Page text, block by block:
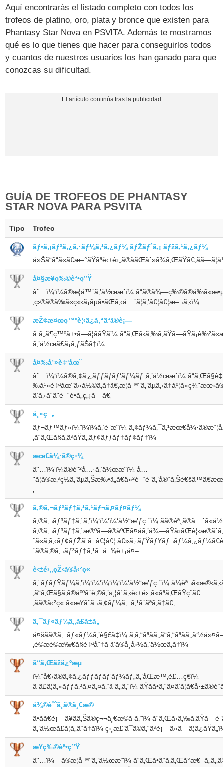
Aquí encontrarás el listado completo con todos los
trofeos de platino, oro, plata y bronce que existen para
Phantasy Star Nova en PSVITA. Además te mostramos
qué es lo que tienes que hacer para conseguirlos todos
y cuantos de nuestros usuarios los han ganado para que
conozcas su dificultad.
GUÍA DE TROFEOS DE PHANTASY
STAR NOVA PARA PSVITA
Tipo Trofeo
ãƒ•ã‚¡ãƒ³ã‚¿ã‚·ãƒ¼ã‚¹ã‚¿ãƒ¼ ãƒŽãƒ´ã‚¡ ãƒžã‚¹ã‚¿ãƒ¼
å¤§æ¥­ç‰©èª•ç”Ÿ
â˜…ï¼‘ï¼ã®æ­¦å™¨ã‚’ä½œæˆï¼
‚ç›®ã®å‰ã«ç«‹ã¡ãµã•ãŒã‚‹å…¨ã¦ã‚’â€¦â€¦æ–¬ã‚‹ï¼
æŽ¢æ¤œç™ºè¦‹ã¿ã‚“ãªã®è¡—
ã ã„ã¶ç™ºå±•ã—ã¦ããŸã­ï¼
ã‚’ä½œã£ã¡ã‚ƒãŠã†ï¼
å¤‰å¹»è‡ªåœ¨
â˜…ï¼‘ï¼ã®ã‚¢ã‚¿ãƒƒãƒãƒ‘ãƒ¼ãƒ„ã‚’ä½œæˆï¼
ã‘ã‚‹ã“ã¨é–“é•ã„ç„¡ã—ã€‚
å¸«ç¯„
ãƒ¬ãƒ™ãƒ«ï¼‘ï¼ï¼ã‚’é”æˆï¼
‚ã“ã‚Œã§ã‚ãªãŸã‚‚ãƒ¢ãƒƒãƒ†ãƒ¢ãƒ†ï¼
æœ€å¼·ã®ç›¾
â˜…ï¼‘ï¼ã®é˜²å…·ã‚’ä½œæˆï¼ å…
ã‚®ã‚¬ãƒ³ãƒ†ã‚¹ã‚¹ãƒ¬ã‚¤ãƒ¤ãƒ¼
ã‚®ã‚¬ãƒ³ãƒ†ã‚¹ã‚’ï¼‘ï¼‘ï¼‘ä½“æ’ƒç ´ï¼
ˆã«ã‚ã‚‹ãƒ¢ãƒŽã¨ã¯â€¦â€¦
´ã®ã‚®ã‚¬ãƒ³ãƒ†ã‚¹ã¯å¯¾è±¡å¤–
è‹±é›„çŽ‹ã®å‹²ç«
ã‚¨ãƒãƒŸãƒ¼ã‚’ï¼‘ï¼‘ï¼‘ï¼‘ï¼‘ä½“æ’ƒç ´ï¼
‚ã“ã‚Œã§ã‚ã®äººã¨è‚©ã‚’ä¸¦ã¹ã‚‹è‹±é›„ã«ãªã‚ŒãŸç­ˆã€
‚ãã®å‹²ç« ã«æ¥ã˜ã¬ã‚¢ãƒ¼ã‚¯ã‚¹ã¨ãªã‚ã†ã€‚
ã‚¯ãƒ«ãƒ¼ã„ã£ã±ã„
å¤šãã®ã‚¯ãƒ«ãƒ¼ã‚’è§£å‡ï¼
‚é©æé©æ‰€ã§è‡ªåˆ†ã ã‘ã®å¸å›½ã‚’ä½œã‚ã†ï¼
ã“ã‚Œãžä¿ºæµ
ï¼”å€‹ã®ã‚¢ã‚¿ãƒƒãƒãƒ‘ãƒ¼ãƒ„ã‚’åŒæ™‚è£…ç€ï¼
ã ã£ã¦ã‚«ãƒƒã‚³ã‚¤ã‚¤ã‚“ã ã‚‚ã‚“ï¼
å¾©èˆˆã¸ã®ä¸€æ­©
ã•ãã€è¡—ã¥ãã‚Šã®ç¬¬ä¸€æ­©ã ã‚ˆï¼
ã‚’ä½œã£ã¦ã„ã“ã†ã­ï¼
æ¥­ç‰©èª•ç”Ÿ
â˜…ï¼—ã®æ­¦å™¨ã‚’ä½œæˆï¼